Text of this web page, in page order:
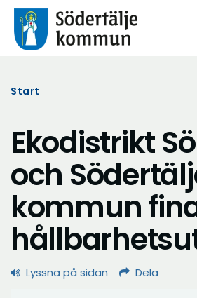
Start
Ekodistrikt
och
kommun
Lyssna på sidan Dela